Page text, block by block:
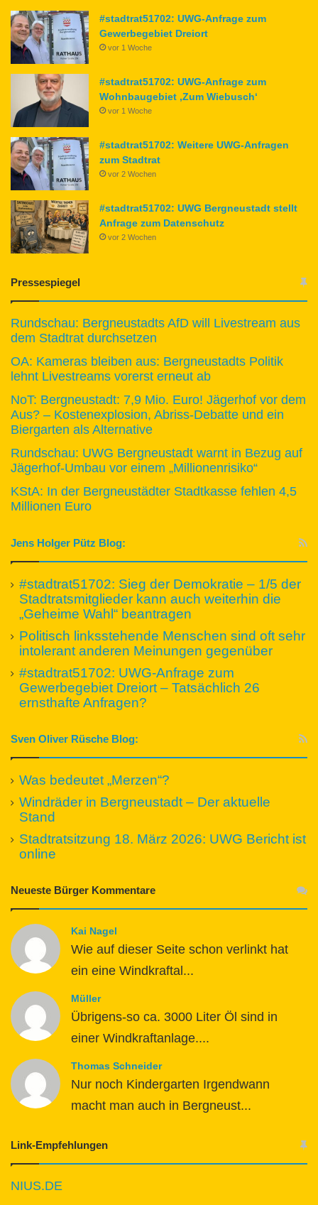
#stadtrat51702: UWG-Anfrage zum
Gewerbegebiet Dreiort
vor 1 Woche
#stadtrat51702: UWG-Anfrage zum
Wohnbaugebiet ‚Zum Wiebusch‘
vor 1 Woche
#stadtrat51702: Weitere UWG-Anfragen
zum Stadtrat
vor 2 Wochen
#stadtrat51702: UWG Bergneustadt stellt
Anfrage zum Datenschutz
vor 2 Wochen
Pressespiegel
Rundschau: Bergneustadts AfD will Livestream aus
dem Stadtrat durchsetzen
OA: Kameras bleiben aus: Bergneustadts Politik
lehnt Livestreams vorerst erneut ab
NoT: Bergneustadt: 7,9 Mio. Euro! Jägerhof vor dem
Aus? – Kostenexplosion, Abriss-Debatte und ein
Biergarten als Alternative
Rundschau: UWG Bergneustadt warnt in Bezug auf
Jägerhof-Umbau vor einem „Millionenrisiko“
KStA: In der Bergneustädter Stadtkasse fehlen 4,5
Millionen Euro
Jens Holger Pütz Blog:
#stadtrat51702: Sieg der Demokratie – 1/5 der
Stadtratsmitglieder kann auch weiterhin die
„Geheime Wahl“ beantragen
Politisch linksstehende Menschen sind oft sehr
intolerant anderen Meinungen gegenüber
#stadtrat51702: UWG-Anfrage zum
Gewerbegebiet Dreiort – Tatsächlich 26
ernsthafte Anfragen?
Sven Oliver Rüsche Blog:
Was bedeutet „Merzen“?
Windräder in Bergneustadt – Der aktuelle
Stand
Stadtratsitzung 18. März 2026: UWG Bericht ist
online
Neueste Bürger Kommentare
Kai Nagel
Wie auf dieser Seite schon verlinkt hat
ein eine Windkraftal...
Müller
Übrigens-so ca. 3000 Liter Öl sind in
einer Windkraftanlage....
Thomas Schneider
Nur noch Kindergarten Irgendwann
macht man auch in Bergneust...
Link-Empfehlungen
NIUS.DE